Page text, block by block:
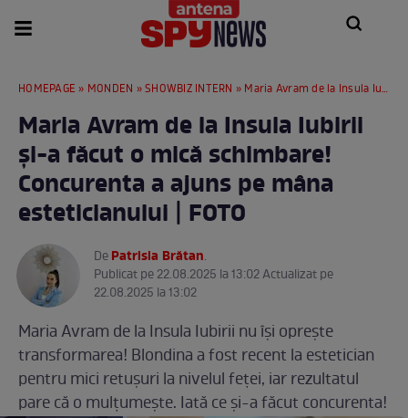
HOMEPAGE » MONDEN »SHOWBIZ INTERN » Maria Avram de la Insula Iubirii și-a făcut o mică schimbare! Concurenta a ajuns pe mâna esteticianului | FOTO
Maria Avram de la Insula Iubirii
și-a făcut o mică schimbare!
Concurenta a ajuns pe mâna
esteticianului | FOTO
DePatrisia Brătan.
Publicat pe 22.08.2025 la 13:02 Actualizat pe
22.08.2025 la 13:02
Maria Avram de la Insula Iubirii nu își oprește
transformarea! Blondina a fost recent la estetician
pentru mici retușuri la nivelul feței, iar rezultatul
pare că o mulțumește. Iată ce și-a făcut concurenta!